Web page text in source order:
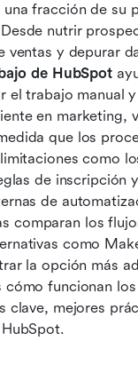
una fracción de su
nutrir
de HubSpot
el trabajo manual
en marketing,
que los
como
de inscripción
de
comparan los
como
la opción más
cómo funcionan
clave, mejores
de trabajo en
los flujos de
conocer
plataforma todo en
de flujos de
Comparativa
de trabajo